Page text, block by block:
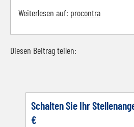
Weiterlesen auf: procontra
Diesen Beitrag teilen:
Schalten Sie Ihr
€